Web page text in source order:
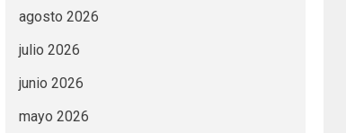
agosto 2026
julio 2026
junio 2026
mayo 2026